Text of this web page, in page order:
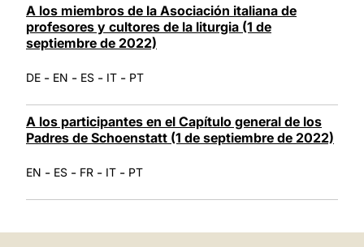
A los miembros de la Asociación italiana de
profesores y cultores de la liturgia (1 de
septiembre de 2022)
DE - EN - ES - IT - PT
A los participantes en el Capítulo general de los
Padres de Schoenstatt (1 de septiembre de 2022)
EN - ES - FR - IT - PT